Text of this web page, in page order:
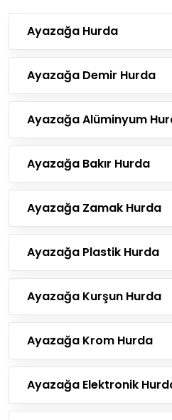
Ayazağa Hurda
Ayazağa Demir Hurda
Ayazağa Alüminyum
Ayazağa Bakır Hurda
Ayazağa Zamak Hurda
Ayazağa Plastik Hurda
Ayazağa Kurşun Hurda
Ayazağa Krom Hurda
Ayazağa Elektronik